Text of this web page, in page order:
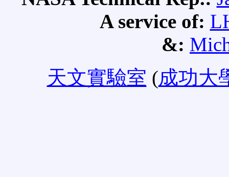
A service of:
&:
天文實驗室 (成功大